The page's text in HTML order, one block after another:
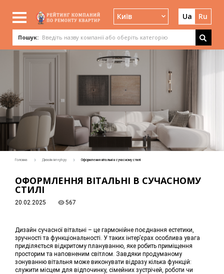
Київ Ua Ru
Пошук:
Головна Дизайн інтер'єру Оформлення вітальні в сучасному стилі
ОФОРМЛЕННЯ ВІТАЛЬНІ В СУЧАСНОМУ
СТИЛІ
20.02.2025 567
Дизайн сучасної вітальні – це гармонійне поєднання естетики,
зручності та функціональності. У таких інтер’єрах особлива увага
приділяється відкритому плануванню, яке робить приміщення
просторим та наповненим світлом. Завдяки продуманому
зонуванню вітальня може виконувати відразу кілька функцій:
служити місцем для відпочинку, сімейних зустрічей, роботи чи